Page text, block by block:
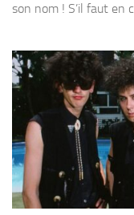
son nom ! S’il faut en